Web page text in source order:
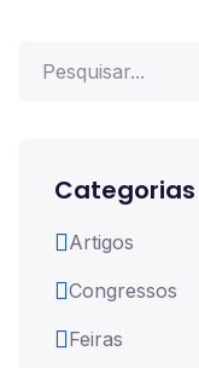
Categorias
Artigos
Congressos
Feiras